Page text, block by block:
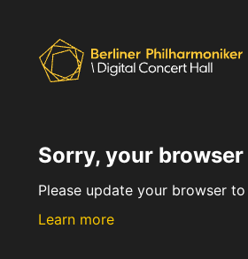
Sorry, your
Please update your browser
Learn more